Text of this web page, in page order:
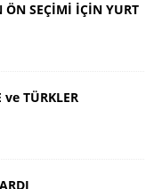
SEÇİMİ İÇİN YURT
TÜRKLER